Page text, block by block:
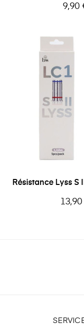
Prix
9,90
Résistance Lyss S
Prix